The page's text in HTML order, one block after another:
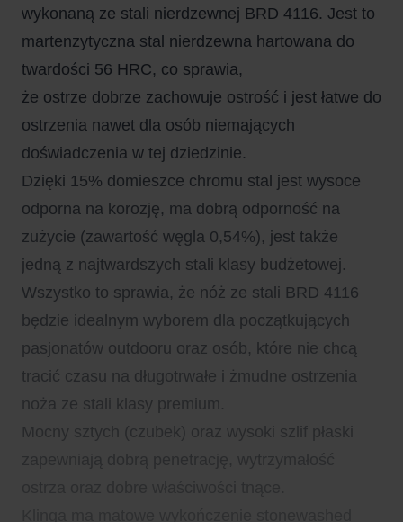
wykonaną ze stali nierdzewnej BRD 4116. Jest to
martenzytyczna stal nierdzewna hartowana do
twardości 56 HRC, co sprawia,
że ostrze dobrze zachowuje ostrość i jest łatwe do
ostrzenia nawet dla osób niemających
doświadczenia w tej dziedzinie.
Dzięki 15% domieszce chromu stal jest wysoce
odporna na korozję, ma dobrą odporność na
zużycie (zawartość węgla 0,54%), jest także
jedną z najtwardszych stali klasy budżetowej.
Wszystko to sprawia, że nóż ze stali BRD 4116
będzie idealnym wyborem dla początkujących
pasjonatów outdooru oraz osób, które nie chcą
tracić czasu na długotrwałe i żmudne ostrzenia
noża ze stali klasy premium.
Mocny sztych (czubek) oraz wysoki szlif płaski